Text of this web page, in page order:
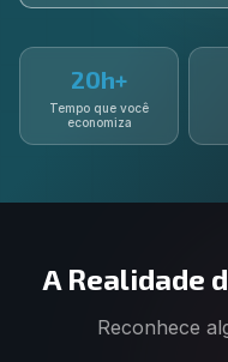
20h+
Tempo que você
economiza
A Realidade
Reconhece